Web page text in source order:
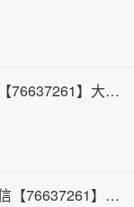
泽维尔新盛娱乐公司威信【76637261】大学预备高中
迈克维特新盛娱乐公司威信【76637261】主教高中